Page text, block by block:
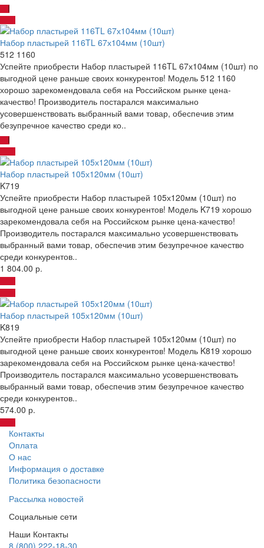
Набор пластырей 116TL 67х104мм (10шт)
512 1160
Успейте приобрести Набор пластырей 116TL 67х104мм (10шт) по
выгодной цене раньше своих конкурентов! Модель 512 1160
хорошо зарекомендовала себя на Российском рынке цена-
качество! Производитель постарался максимально
усовершенствовать выбранный вами товар, обеспечив этим
безупречное качество среди ко..
Набор пластырей 105х120мм (10шт)
K719
Успейте приобрести Набор пластырей 105х120мм (10шт) по
выгодной цене раньше своих конкурентов! Модель K719 хорошо
зарекомендовала себя на Российском рынке цена-качество!
Производитель постарался максимально усовершенствовать
выбранный вами товар, обеспечив этим безупречное качество
среди конкурентов..
1 804.00 р.
Набор пластырей 105х120мм (10шт)
K819
Успейте приобрести Набор пластырей 105х120мм (10шт) по
выгодной цене раньше своих конкурентов! Модель K819 хорошо
зарекомендовала себя на Российском рынке цена-качество!
Производитель постарался максимально усовершенствовать
выбранный вами товар, обеспечив этим безупречное качество
среди конкурентов..
574.00 р.
Контакты
Оплата
О нас
Информация о доставке
Политика безопасности
Рассылка новостей
Социальные сети
Наши Контакты
8 (800) 222-18-30